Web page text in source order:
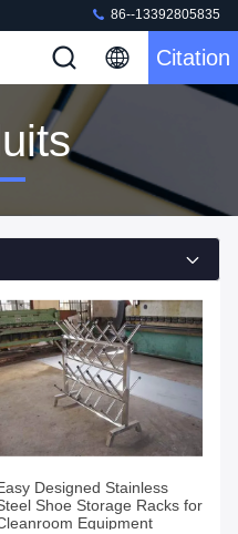
86--13392805835
Citation
Designed Stainless
Shoe Storage Racks for
Equipment